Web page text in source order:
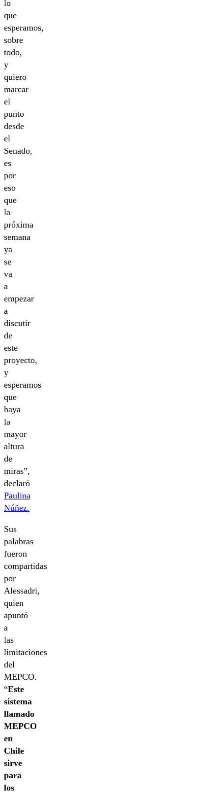
lo
que
esperamos,
sobre
todo,
y
quiero
marcar
el
punto
desde
el
Senado,
es
por
eso
que
la
próxima
semana
ya
se
va
a
empezar
a
discutir
de
este
proyecto,
y
esperamos
que
haya
la
mayor
altura
de
miras”,
declaró
Paulina
Núñez.
Sus
palabras
fueron
compartidas
por
Alessadri,
quien
apuntó
a
las
limitaciones
del
MEPCO.
“Este
sistema
llamado
MEPCO
en
Chile
sirve
para
los